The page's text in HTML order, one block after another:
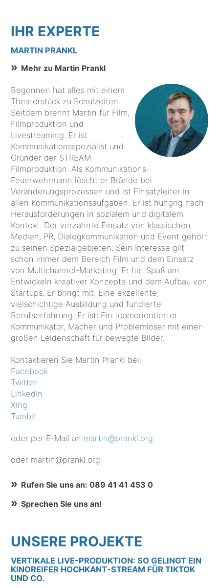
IHR EXPERTE
MARTIN PRANKL
Mehr zu Martin Prankl
Begonnen hat alles mit einem
Theaterstück zu Schulzeiten.
Seitdem brennt Martin für Film,
Filmproduktion und
Livestreaming. Er ist
Kommunikationsspezialist und
Gründer der STREAM
Filmproduktion. Als Kommunikations-
Feuerwehrmann löscht er Brände bei
Veränderungsprozessen und ist Einsatzleiter in
allen Kommunikationsaufgaben. Er ist hungrig nach
Herausforderungen in sozialem und digitalem
Kontext. Der verzahnte Einsatz von klassischen
Medien, PR, Dialogkommunikation und Event gehört
zu seinen Spezialgebieten. Sein Interesse gilt
schon immer dem Bereich Film und dem Einsatz
von Multichannel-Marketing. Er hat Spaß am
Entwickeln kreativer Konzepte und dem Aufbau von
Startups. Er bringt mit: Eine exzellente,
vielschichtige Ausbildung und fundierte
Berufserfahrung. Er ist: Ein teamorientierter
Kommunikator, Macher und Problemlöser mit einer
großen Leidenschaft für bewegte Bilder.
Kontaktieren Sie Martin Prankl bei:
Facebook
Twitter
LinkedIn
Xing
Tumblr
oder per E-Mail an martin@prankl.org
oder martin@prankl.org
Rufen Sie uns an: 089 41 41 453 0
Sprechen Sie uns an!
UNSERE PROJEKTE
VERTIKALE LIVE-PRODUKTION: SO GELINGT EIN
KINOREIFER HOCHKANT-STREAM FÜR TIKTOK
UND CO.